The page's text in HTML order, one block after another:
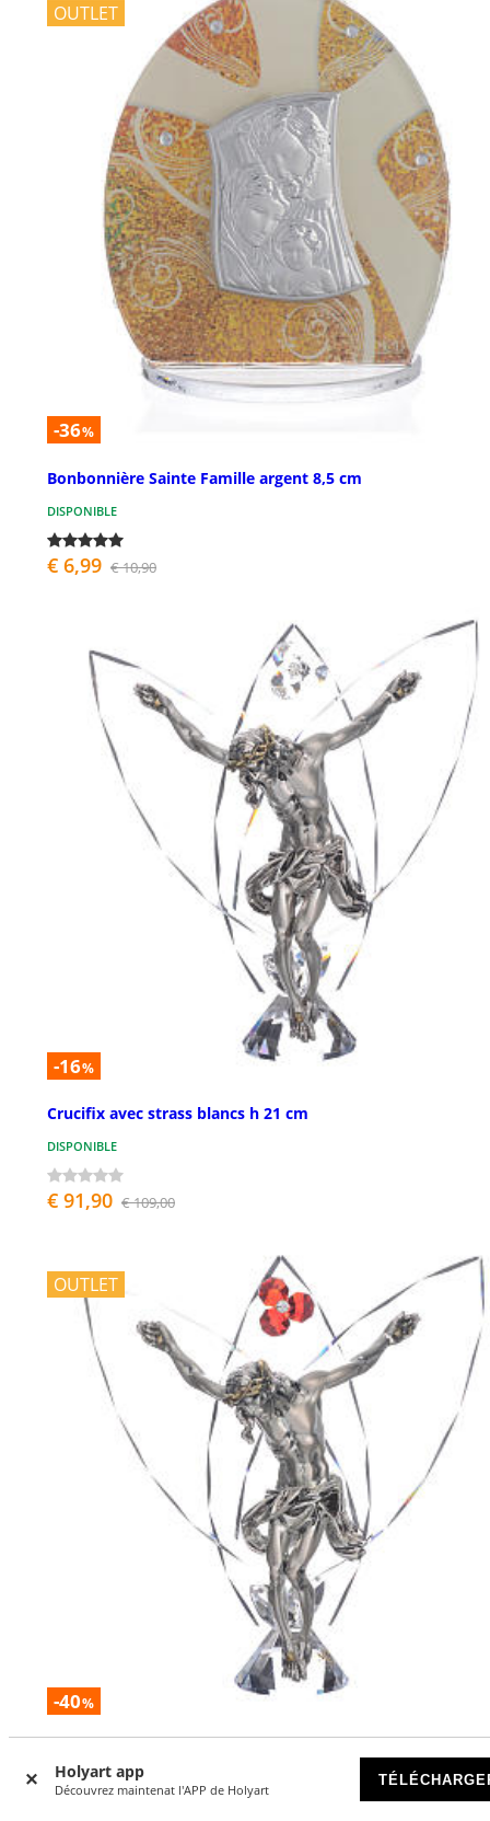
Holyart app
Découvrez maintenat l'APP de Holyart
OUTLET
-36%
Bonbonnière Sainte Famille argent 8,5 cm
DISPONIBLE
€ 6,99 € 10,90
-16%
Crucifix avec strass blancs h 21 cm
DISPONIBLE
€ 91,90 € 109,00
OUTLET
-40%
DISPONIBLE